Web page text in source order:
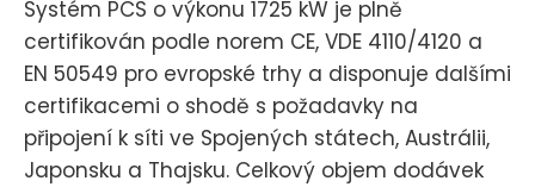
Systém PCS o výkonu 1725 kW je plně
certifikován podle norem CE, VDE 4110/4120 a
EN 50549 pro evropské trhy a disponuje dalšími
certifikacemi o shodě s požadavky na
připojení k síti ve Spojených státech, Austrálii,
Japonsku a Thajsku. Celkový objem dodávek